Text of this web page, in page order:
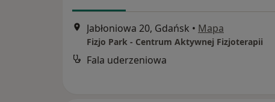
Jabłoniowa 20, Gdańsk • Mapa
Fizjo Park - Centrum Aktywnej Fizjoterapii
Fala uderzeniowa